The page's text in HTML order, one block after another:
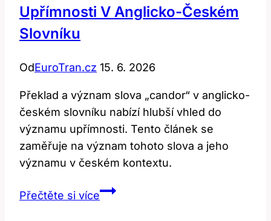
Upřímnosti V Anglicko-Českém
Slovníku
OdEuroTran.cz 15. 6. 2026
Překlad a význam slova „candor“ v anglicko-
českém slovníku nabízí hlubší vhled do
významu upřímnosti. Tento článek se
zaměřuje na význam tohoto slova a jeho
významu v českém kontextu.
Přečtěte si víceCandor: